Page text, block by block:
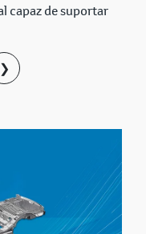
capaz de suportar
❯